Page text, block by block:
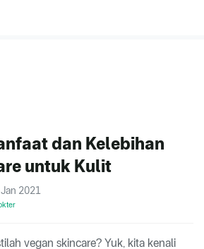
dan Kelebihan
untuk Kulit
2021
vegan skincare? Yuk, kita kenali